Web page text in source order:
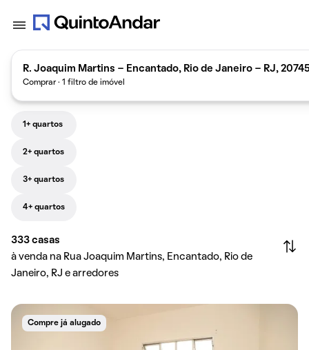
R. Joaquim Martins - Encantado, Rio de Janeiro - RJ,
Comprar · 1 filtro de imóvel
1+ quartos
2+ quartos
3+ quartos
4+ quartos
333 casas
à venda na Rua Joaquim Martins, Encantado, Rio de
Janeiro, RJ e arredores
Compre já alugado